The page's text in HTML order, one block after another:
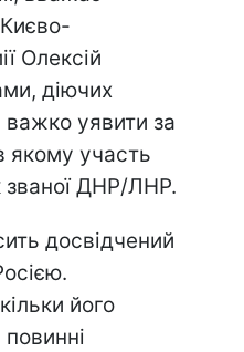
Києво-
Олексій
діючих
важко уявити за
якому участь
званої ДНР/ЛНР.
досвідчений
його